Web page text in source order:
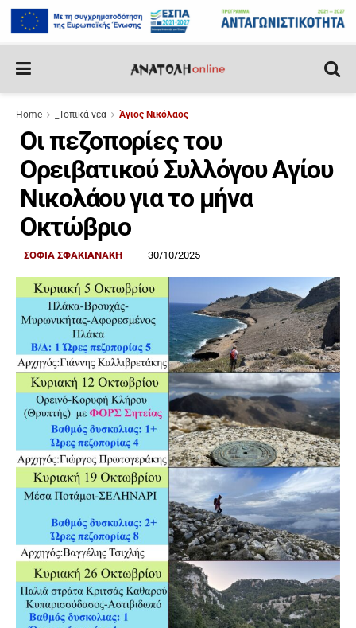
Home _Τοπικά νέα Άγιος Νικόλαος
Οι πεζοπορίες του
Ορειβατικού Συλλόγου Αγίου
Νικολάου για το μήνα
Οκτώβριο
ΣΟΦΙΑ ΣΦΑΚΙΑΝΑΚΗ 30/10/2025